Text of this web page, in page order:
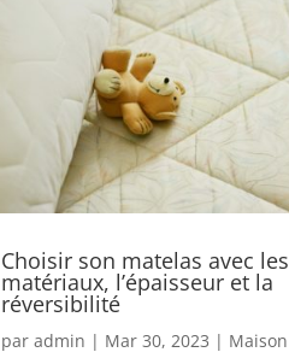
Choisir son matelas avec les
matériaux, l’épaisseur et la
réversibilité
par admin | Mar 30, 2023 | Maison